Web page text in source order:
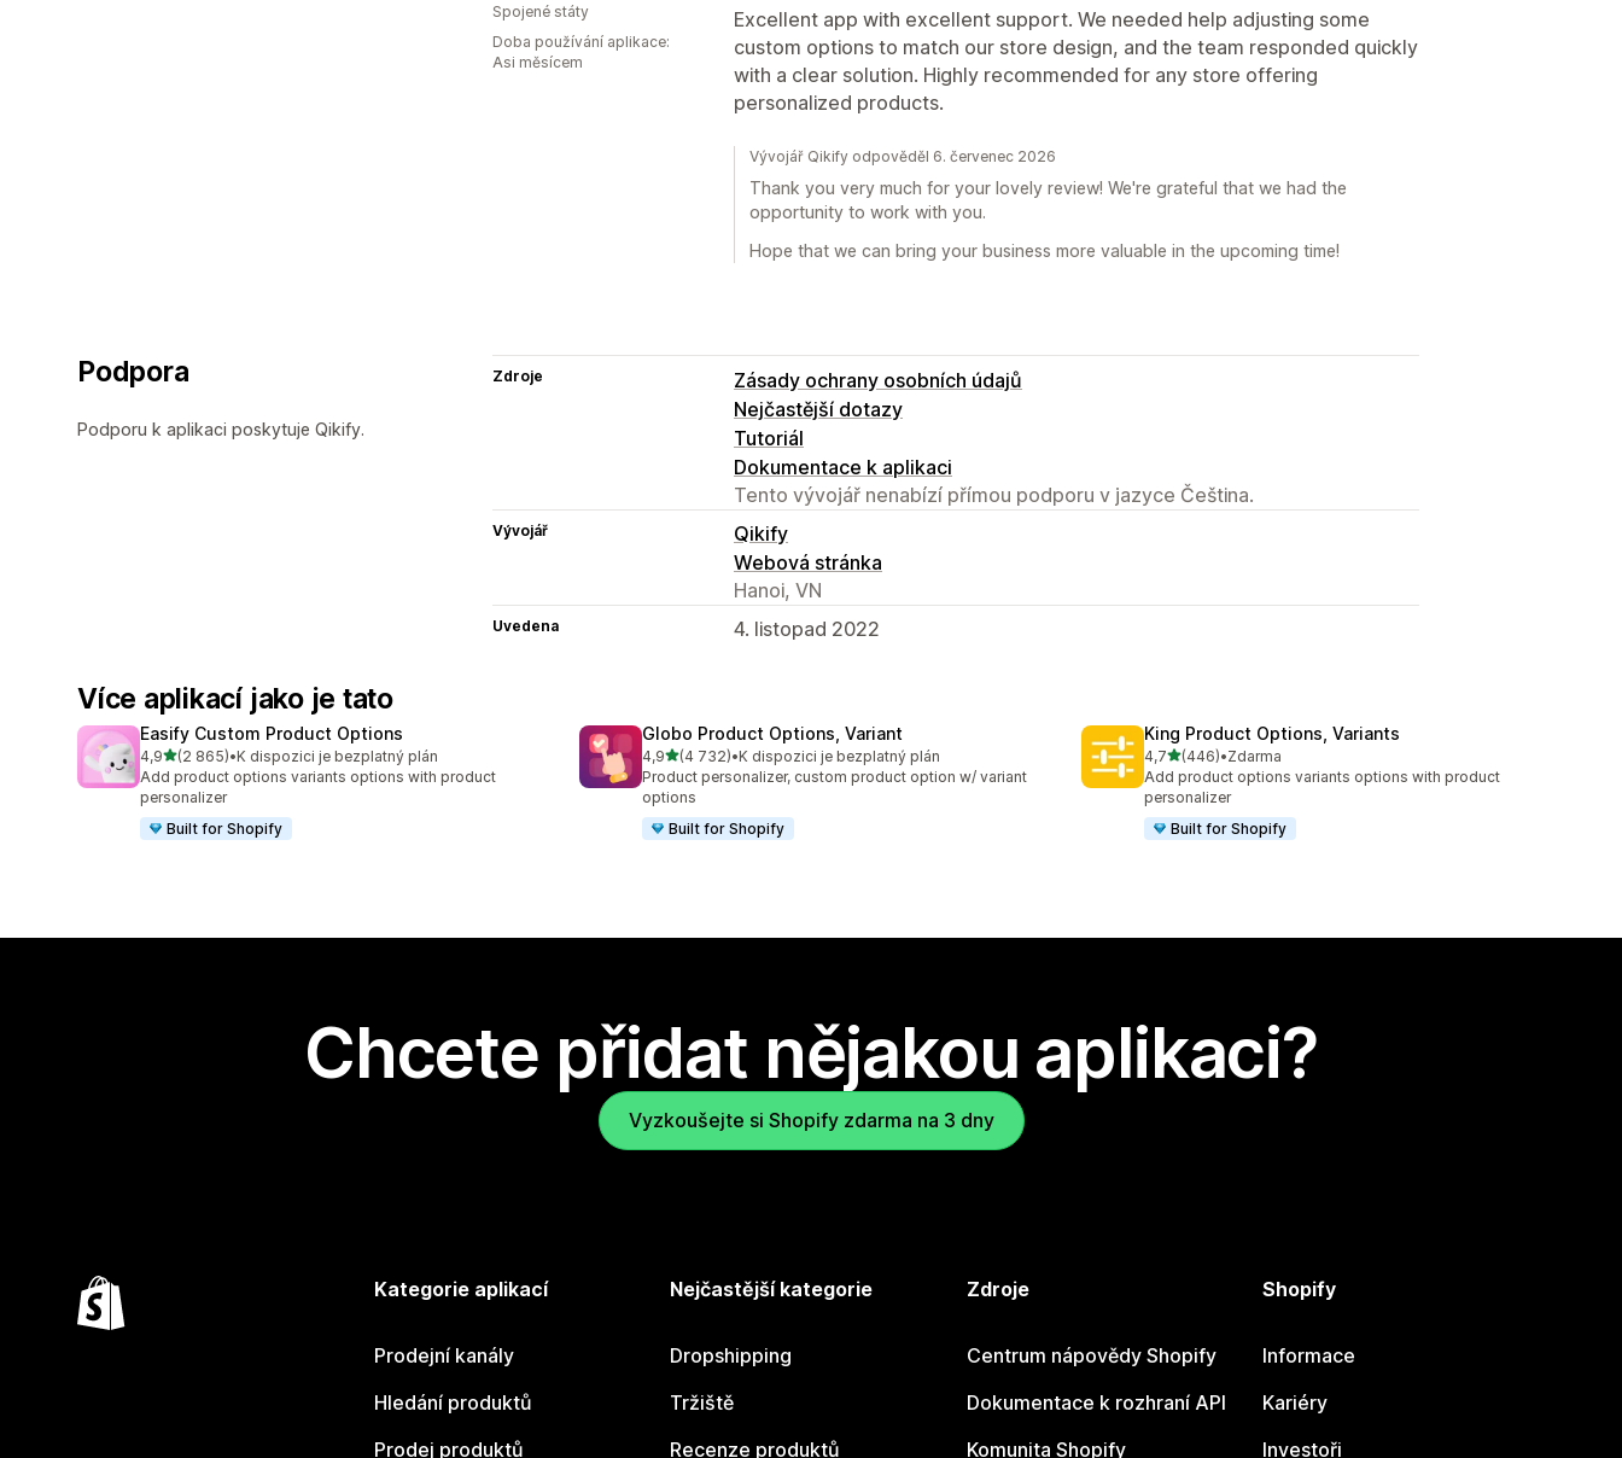
Excellent app with excellent support. We needed help adjusting some
custom options to match our store design, and the team responded quickly
with a clear solution. Highly recommended for any store offering
personalized products.
Spojené státy
Doba používání aplikace:
Asi měsícem
Vývojář Qikify odpověděl 6. červenec 2026
Thank you very much for your lovely review! We're grateful that we had the
opportunity to work with you.
Hope that we can bring your business more valuable in the upcoming time!
Podpora
Podporu k aplikaci poskytuje Qikify.
Zdroje
Zásady ochrany osobních údajů
Nejčastější dotazy
Tutoriál
Dokumentace k aplikaci
Tento vývojář nenabízí přímou podporu v jazyce Čeština.
Vývojář
Qikify
Webová stránka
Hanoi, VN
Uvedena 4. listopad 2022
Více aplikací jako je tato
Easify Custom Product Options
4,9z 5 hvězd
(2 865)
Celkový počet recenzí: 2865
•K dispozici je bezplatný plán
Add product options variants options with product
personalizer
Built for Shopify
Globo Product Options, Variant
4,9z 5 hvězd
(4 732)
Celkový počet recenzí: 4732
•K dispozici je bezplatný plán
Product personalizer, custom product option w/ variant
options
Built for Shopify
King Product Options, Variants
4,7z 5 hvězd
(446)
Celkový počet recenzí: 446
•Zdarma
Add product options variants options with product
personalizer
Built for Shopify
Chcete přidat nějakou aplikaci?
Vyzkoušejte si Shopify zdarma na 3 dny
Kategorie aplikací
Prodejní kanály
Hledání produktů
Prodej produktů
Nejčastější kategorie
Dropshipping
Tržiště
Recenze produktů
Zdroje
Centrum nápovědy Shopify
Dokumentace k rozhraní API
Komunita Shopify
Shopify
Informace
Kariéry
Investoři